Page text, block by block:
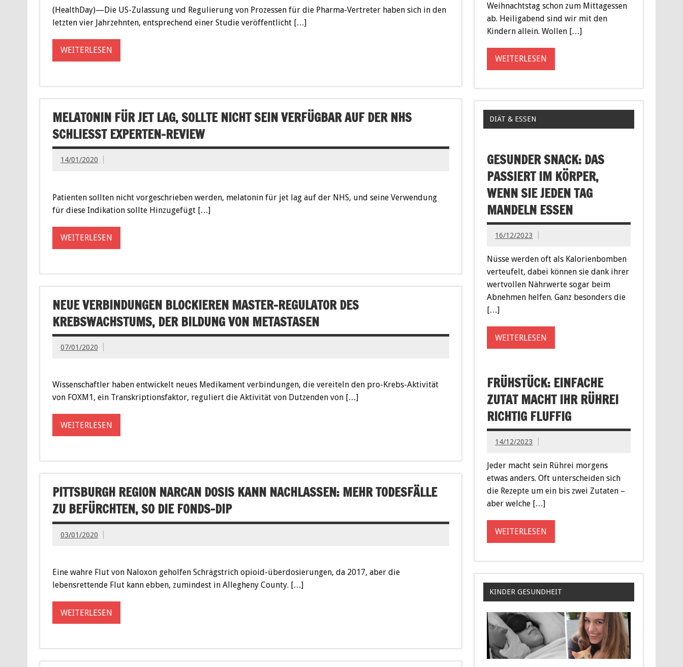
(HealthDay)—Die US-Zulassung und Regulierung von Prozessen für die Pharma-Vertreter haben sich in den
letzten vier Jahrzehnten, entsprechend einer Studie veröffentlicht […]
WEITERLESEN
MELATONIN FÜR JET LAG, SOLLTE NICHT SEIN VERFÜGBAR AUF DER NHS
SCHLIESST EXPERTEN-REVIEW
14/01/2020
Patienten sollten nicht vorgeschrieben werden, melatonin für jet lag auf der NHS, und seine Verwendung
für diese Indikation sollte Hinzugefügt […]
WEITERLESEN
NEUE VERBINDUNGEN BLOCKIEREN MASTER-REGULATOR DES
KREBSWACHSTUMS, DER BILDUNG VON METASTASEN
07/01/2020
Wissenschaftler haben entwickelt neues Medikament verbindungen, die vereiteln den pro-Krebs-Aktivität
von FOXM1, ein Transkriptionsfaktor, reguliert die Aktivität von Dutzenden von […]
WEITERLESEN
PITTSBURGH REGION NARCAN DOSIS KANN NACHLASSEN: MEHR TODESFÄLLE
ZU BEFÜRCHTEN, SO DIE FONDS-DIP
03/01/2020
Eine wahre Flut von Naloxon geholfen Schrägstrich opioid-überdosierungen, da 2017, aber die
lebensrettende Flut kann ebben, zumindest in Allegheny County. […]
WEITERLESEN
Weihnachtstag schon zum Mittagessen
ab. Heiligabend sind wir mit den
Kindern allein. Wollen […]
WEITERLESEN
DIÄT & ESSEN
GESUNDER SNACK: DAS
PASSIERT IM KÖRPER,
WENN SIE JEDEN TAG
MANDELN ESSEN
16/12/2023
Nüsse werden oft als Kalorienbomben
verteufelt, dabei können sie dank ihrer
wertvollen Nährwerte sogar beim
Abnehmen helfen. Ganz besonders die
[…]
WEITERLESEN
FRÜHSTÜCK: EINFACHE
ZUTAT MACHT IHR RÜHREI
RICHTIG FLUFFIG
14/12/2023
Jeder macht sein Rührei morgens
etwas anders. Oft unterscheiden sich
die Rezepte um ein bis zwei Zutaten –
aber welche […]
WEITERLESEN
KINDER GESUNDHEIT